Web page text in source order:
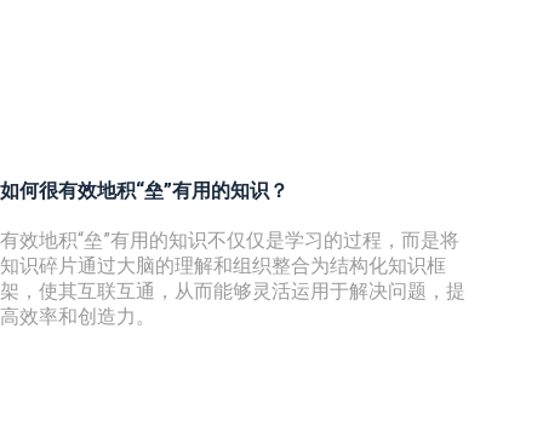
如何很有效地积“垒”有用的知识？
有效地积“垒”有用的知识不仅仅是学习的过程，而是将
知识碎片通过大脑的理解和组织整合为结构化知识框
架，使其互联互通，从而能够灵活运用于解决问题，提
高效率和创造力。